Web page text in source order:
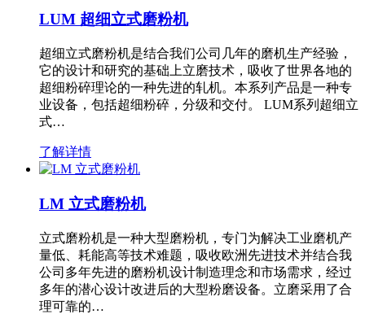
LUM 超细立式磨粉机
超细立式磨粉机是结合我们公司几年的磨机生产经验，
它的设计和研究的基础上立磨技术，吸收了世界各地的
超细粉碎理论的一种先进的轧机。本系列产品是一种专
业设备，包括超细粉碎，分级和交付。 LUM系列超细立
式…
了解详情
LM 立式磨粉机
立式磨粉机是一种大型磨粉机，专门为解决工业磨机产
量低、耗能高等技术难题，吸收欧洲先进技术并结合我
公司多年先进的磨粉机设计制造理念和市场需求，经过
多年的潜心设计改进后的大型粉磨设备。立磨采用了合
理可靠的…